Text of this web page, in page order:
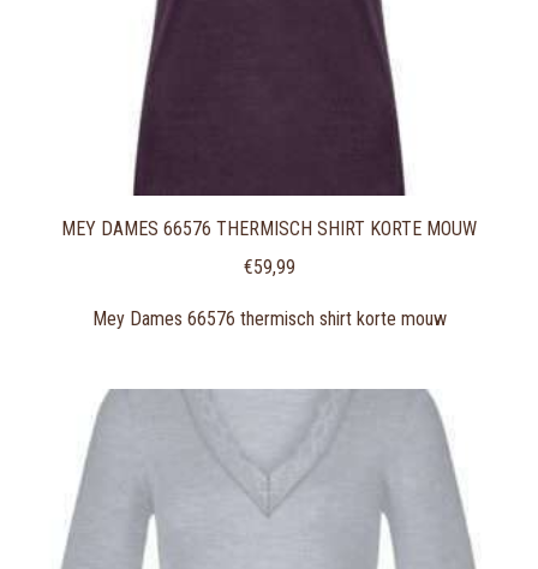
MEY DAMES 66576 THERMISCH SHIRT KORTE MOUW
€59,99
Mey Dames 66576 thermisch shirt korte mouw